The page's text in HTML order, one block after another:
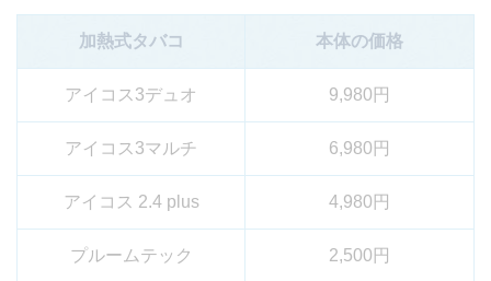
加熱式タバコ 本体の価格
アイコス3デュオ 9,980円
アイコス3マルチ 6,980円
アイコス 2.4 plus 4,980円
プルームテック 2,500円